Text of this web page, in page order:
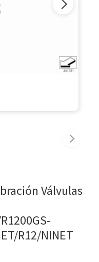
Válvulas
R12/NINET